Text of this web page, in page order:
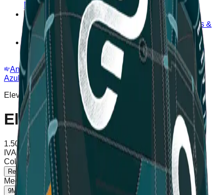
Nueva TemporadaOutletOfertas
Kitesurf
Accesorios Kite BarrasCometas Tablas Kitesurf
Pads &
Straps
Wing & Hydrofoil
Hydrofoil Tablas Wing
Alas
Anemómetro
Webcam
Azul Kite/Tienda / Eleveight RSV8 kite
Eleveight
Eleveight RSV8 kite
1.509,00
IVA incluidoEnvío calculado en checkout
Color
Red
Red
Medida 9M
9M 7M 5M